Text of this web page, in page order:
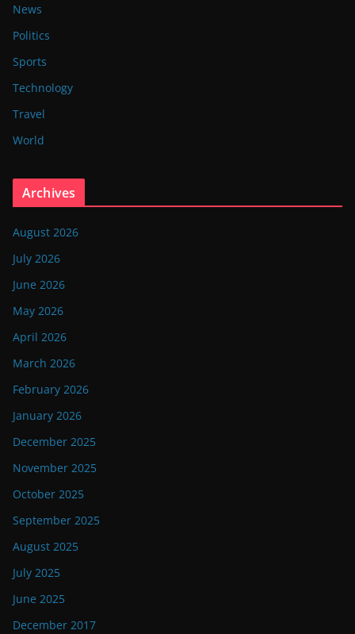
News
Politics
Sports
Technology
Travel
World
Archives
August 2026
July 2026
June 2026
May 2026
April 2026
March 2026
February 2026
January 2026
December 2025
November 2025
October 2025
September 2025
August 2025
July 2025
June 2025
December 2017